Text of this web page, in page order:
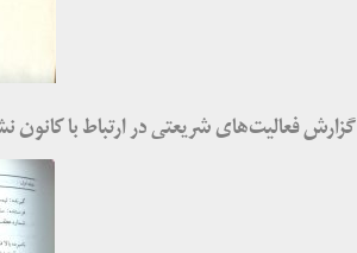
گزارش فعالیت‌های شریعتی در ارتباط با کانون